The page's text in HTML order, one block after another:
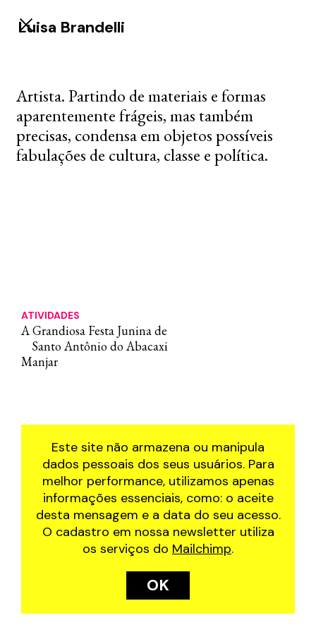
Luisa Brandelli
ATIVIDADES
A Grandiosa Festa Junina de
Santo Antônio do Abacaxi
Manjar
Artista. Partindo de materiais e formas
aparentemente frágeis, mas também
precisas, condensa em objetos possíveis
fabulações de cultura, classe e política.
Este site não armazena ou manipula
dados pessoais dos seus usuários. Para
melhor performance, utilizamos apenas
informações essenciais, como: o aceite
desta mensagem e a data do seu acesso.
O cadastro em nossa newsletter utiliza
os serviços do Mailchimp.
OK